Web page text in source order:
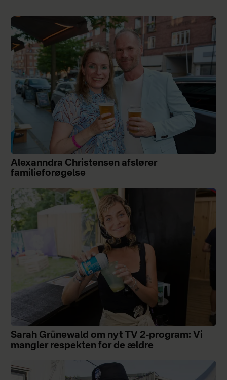
Alexanndra Christensen afslører
familieforøgelse
Sarah Grünewald om nyt TV 2-program: Vi
mangler respekten for de ældre